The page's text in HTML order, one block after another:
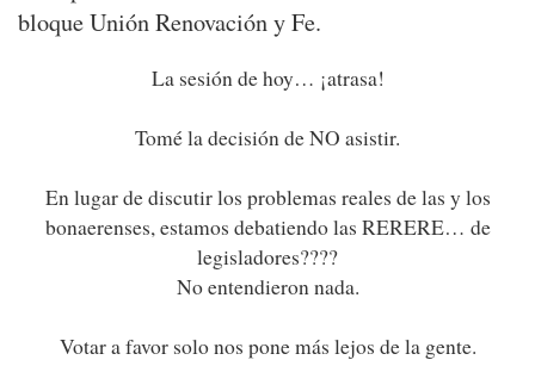
bloque Unión Renovación y Fe.
La sesión de hoy… ¡atrasa!
Tomé la decisión de NO asistir.
En lugar de discutir los problemas reales de las y los
bonaerenses, estamos debatiendo las RERERE… de
legisladores????
No entendieron nada.
Votar a favor solo nos pone más lejos de la gente.